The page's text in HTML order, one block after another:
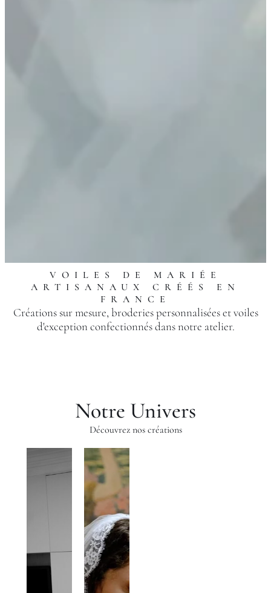
VOILES DE MARIÉE
ARTISANAUX CRÉÉS EN
FRANCE
Créations sur mesure, broderies personnalisées et voiles
d'exception confectionnés dans notre atelier.
Notre Univers
Découvrez nos créations